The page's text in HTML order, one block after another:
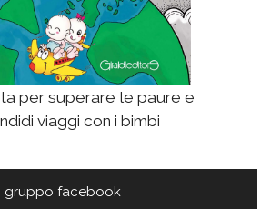
per superare le paure e
viaggi con i bimbi
gruppo facebook